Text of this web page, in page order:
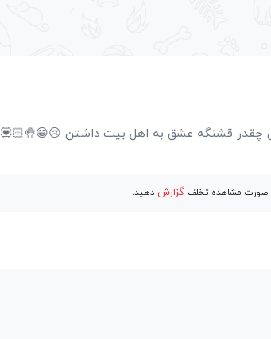
چقدر قشنگه عشق به اهل بیت داشتن 😢😁🤚🏻💟
صورت مشاهده تخلفگزارش دهید.